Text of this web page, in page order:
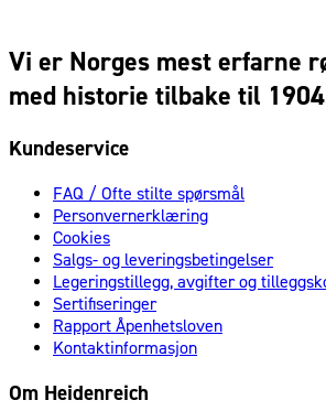
Vi er Norges mest erfarne
med historie tilbake til
Kundeservice
FAQ / Ofte stilte spørsmål
Personvernerklæring
Cookies
Salgs- og leveringsbetingelser
Legeringstillegg, avgifter og
Sertifiseringer
Rapport Åpenhetsloven
Kontaktinformasjon
Om Heidenreich